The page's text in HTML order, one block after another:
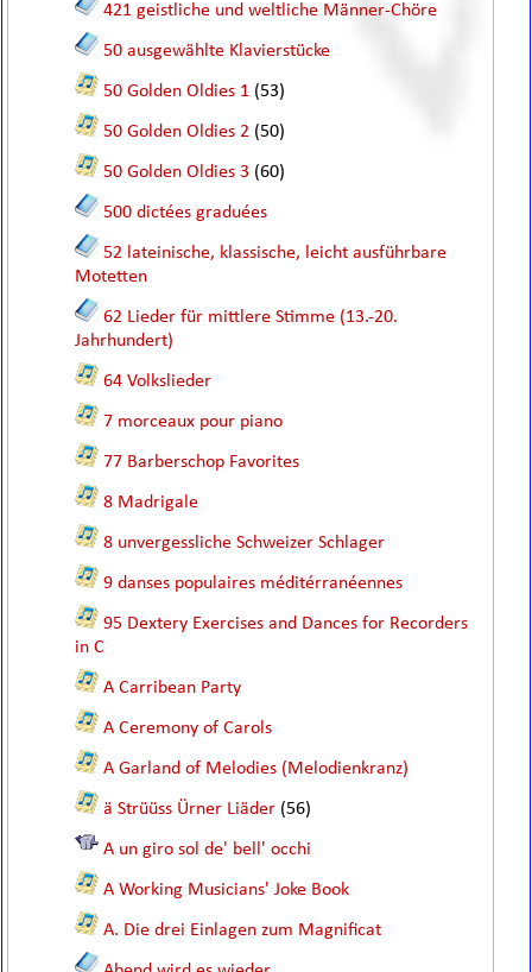
421 geistliche und weltliche Männer-Chöre
50 ausgewählte Klavierstücke
50 Golden Oldies 1 (53)
50 Golden Oldies 2 (50)
50 Golden Oldies 3 (60)
500 dictées graduées
52 lateinische, klassische, leicht ausführbare
Motetten
62 Lieder für mittlere Stimme (13.-20.
Jahrhundert)
64 Volkslieder
7 morceaux pour piano
77 Barberschop Favorites
8 Madrigale
8 unvergessliche Schweizer Schlager
9 danses populaires méditérranéennes
95 Dextery Exercises and Dances for Recorders
in C
A Carribean Party
A Ceremony of Carols
A Garland of Melodies (Melodienkranz)
ä Strüüss Ürner Liäder (56)
A un giro sol de' bell' occhi
A Working Musicians' Joke Book
A. Die drei Einlagen zum Magnificat